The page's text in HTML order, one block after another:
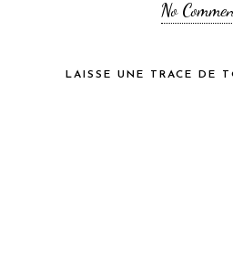
No
LAISSE UNE TRACE DE